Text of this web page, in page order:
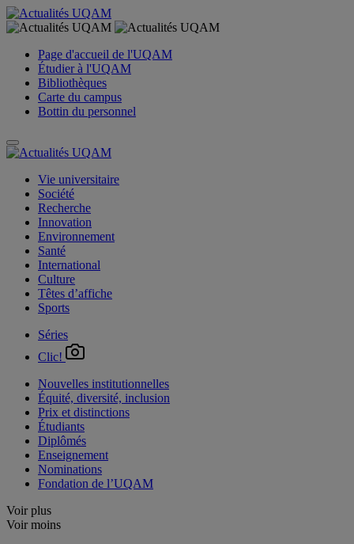
Page d'accueil de l'UQAM
Étudier à l'UQAM
Bibliothèques
Carte du campus
Bottin du personnel
Vie universitaire
Société
Recherche
Innovation
Environnement
Santé
International
Culture
Têtes d’affiche
Sports
Séries
Clic!
Nouvelles institutionnelles
Équité, diversité, inclusion
Prix et distinctions
Étudiants
Diplômés
Enseignement
Nominations
Fondation de l’UQAM
Voir plus
Voir moins